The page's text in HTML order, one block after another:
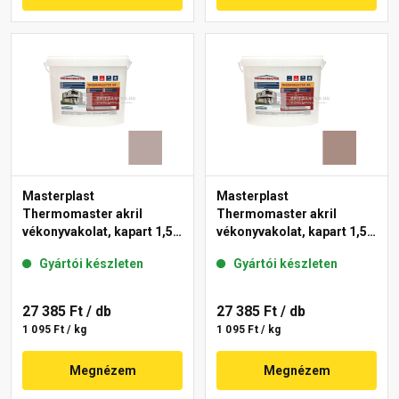
Masterplast
Thermomaster akril
vékonyvakolat, kapart 1,5
Gyártói készleten
27 385 Ft / db
1 095 Ft / kg
Megnézem
Masterplast
Thermomaster akril
vékonyvakolat, kapart 1,5
Gyártói készleten
27 385 Ft / db
1 095 Ft / kg
Megnézem